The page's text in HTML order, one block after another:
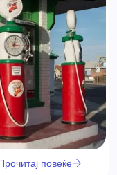
повеќе